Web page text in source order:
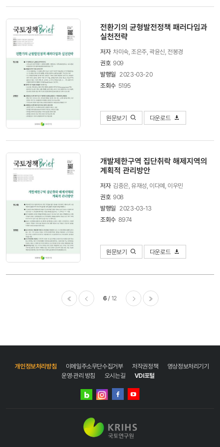
전환기의 균형발전정책 패러다임과
실천전략
저자 차미숙, 조은주, 곽윤신, 전봉경
권호 909
발행일 2023-03-20
조회수 5195
원문보기 다운로드
개발제한구역 집단취락 해제지역의
계획적 관리방안
저자 김중은, 유재성, 이다예, 이우민
권호 908
발행일 2023-03-13
조회수 8974
원문보기 다운로드
6 12
개인정보처리방침 이메일주소무단수집거부 저작권정책
영상정보처리기기
운영·관리 방침
오시는길 VDI포털
네이버
인스타그램